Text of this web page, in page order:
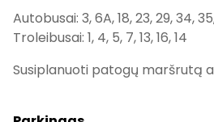
Autobusai: 3, 6A, 18, 23, 29, 34,
Troleibusai: 1, 4, 5, 7, 13, 16, 14
Susiplanuoti patogų maršrutą